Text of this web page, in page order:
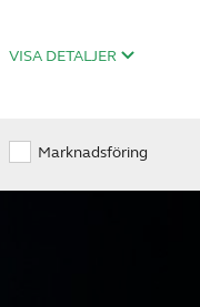
VISA DETALJER
Marknadsföring